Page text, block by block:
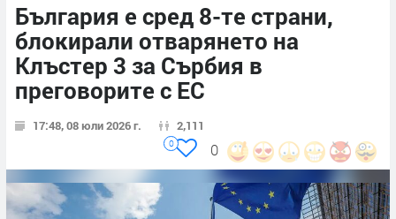
България е сред 8-те страни,
блокирали отварянето на
Клъстер 3 за Сърбия в
преговорите с ЕС
17:48, 08 юли 2026 г. 2,111
0
0